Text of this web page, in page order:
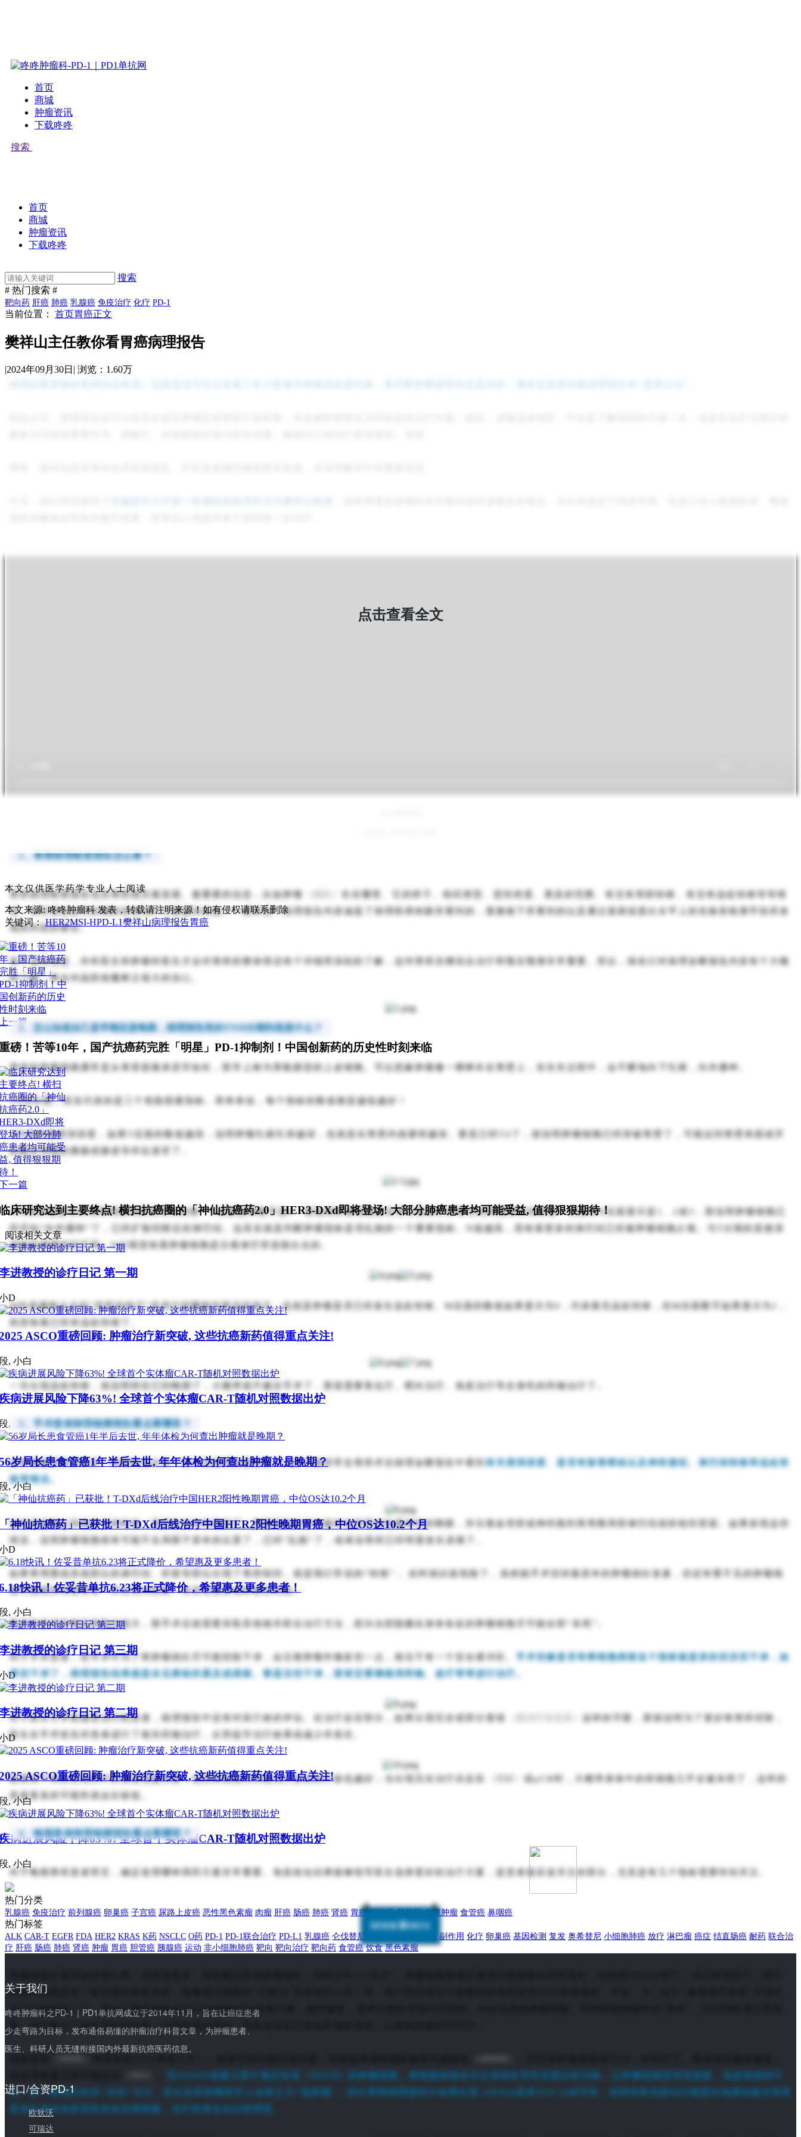
首页
商城
肿瘤资讯
下载咚咚
搜索
首页
商城
肿瘤资讯
下载咚咚
搜索
# 热门搜索 #
靶向药 肝癌 肺癌 乳腺癌 免疫治疗 化疗 PD-1
当前位置： 首页胃癌正文
樊祥山主任教你看胃癌病理报告
|2024年09月30日 | 浏览：1.60万
1、胃癌病理检查报告怎么看？
胃癌病理检查报告包含胃癌相关最直观、最重要的信息，比如肿瘤
长在哪里、它的样子、组织类型、恶性程度、累及的范围、有没有局部转移、有没有远处转移等等情
况，有时候还会为后继的综合治疗方案提供依据。一般来说，病理报告内容涵盖了病理医师肉眼所看到的，显微镜下所看到的以及通过基因或蛋白水平上的实验室检测手段所发
现的内容的整合。
有了这些信息，外科医生和肿瘤科医生才会对胃癌的整体情况有个详细而深刻的了解，这对胃癌后继综合治疗和预后预测非常重要。所以，病友们对病理诊断报告内容有个大概
的了解，将会对战胜病魔树立很大的信心。
2、怎么知道自己是早期还是晚期，病理报告里的TNM分期到底是什么？
胃癌的肿瘤细胞通常是从胃里面最表层开始长，医学上称为胃黏膜层的上皮细胞。可以想象肿瘤像一棵树长在胃壁上，在生长过程中，会不断地向下扎根，向外播种。
TNM分期，其实代表的是三个危险因素指标。简单来说，每个指标的数值都是越低越好！
T代表肿瘤浸润深度，如果T后面的数值越高，说明肿瘤扎根扎得越深，也就是在胃壁内侵袭得越深。要是已经T4了，就说明肿瘤细胞已经穿破胃壁了，可能达到胃壁表面或开
始破坏周围的胰腺或肠道等邻近器官了。
N代表肿瘤是否出现胃周围局部淋巴结转移。N后面如果数字是0，那说明肿瘤细胞还没有沿着淋巴管窜访到周围淋巴结里面；但如果N后面显示是1、2或3，那说明肿瘤细胞已
经开始“向外播种”了，已经扩散到附近的淋巴结。这其实就是判断肿瘤指标是否乱跑的一个重要指标。N值越高，意味着更多的淋巴结已经被肿瘤细胞占领。与T分期的直接浸
润破坏周围组织不同，N分期意味着肿瘤细胞是沿着淋巴管道跑出去的。
M代表播散出去的“邪恶的种子”是否已经飘散到更远的地方，也就是肿瘤是否已经发生远处转移。M后面的数值如果显示为0，代表着无远处转移，但M后面数字如果显示为1，
则意味着已经有远处转移了。
一旦出现远处转移，就说明癌症已到晚期了，大概率就不建议手术了，那就需要靠化疗、靶向治疗、免疫治疗等全身性的药物治疗了。
3、手术患者病理检测报告重点看哪里？
在肿瘤被切除送检后，病理科会出具一份术后病理诊断报告，大家可能经常在胃癌术后病理诊断报告中看到
有关浸润深度、是否有脉管癌栓以及神经侵犯、淋巴结转移和远处转
移等情况。
说的就是截止到做手术的时候，胃癌已经长到多深了，肿瘤细胞有没有破坏血管壁或包裹神经的鞘膜，并沿着血管腔或神经跑到胃周围局部淋巴结或软组织里面。如果发现这些
情况，说明肿瘤细胞很有可能不在局限于原本的位置了，已经“乱跑”了，或者说胃癌已经明显发生进展了。
如果胃周围或其他部位的淋巴结、肝脏等部位出现了胃癌组织，就是我们常说的“转移”， 此时就比较危险了。虽然能手术切掉最原本的肿瘤病灶老巢，但还有看不见的肿瘤细
胞可能残存在血管里，并在体内乱跑，有后续复发或转移的风险。
既然复发或转移的风险比较大，那手术后就需要采取其他相关联合治疗方法，想办法把隐藏在身体各处的肿瘤细胞尽可能全部“杀死”。
对于手术患者，在手术中为了将肿瘤病灶尽可能切除干净，会沿着肿瘤外侧多切一点，相当于有一个安全缓冲区。
手术切缘是否有癌细胞残留这个指标就是讲的切没切干净，如
果切干净了，病理报告结果就是未见癌组织累及或残留。要是没切干净，那肯定要继续用药物、放疗等等进行治疗。
对于部分手术前接受治疗的患者，病理报告中还有对其疗效的评估。在治疗反应部分，如果出现完全或部分退缩
这样的字眼，那就说明为了更好将胃癌切除，
医生在手术前先对患者进行了相关药物治疗，从而提升治疗效果或减少并发症。
如果切下来的胃组织中肿瘤退缩越明显，说明癌细胞对药物治疗反应的疗效也越好；当出现完全治疗后反应
或pCR时，大概率身体中的癌细胞几乎全被杀死了，这样的
患者复发的可能性就会比较低。
4、晚期患者病理检测报告重点看哪里？
对于晚期胃癌患者而言，确定使用哪种用药方案非常重要。免疫组化结果能够指导医生选择更好的治疗方案，是患者最应该关注的部分，尤其是有几个指标需要特别关注。
MMR和MSI
的身体细胞是有一套完善的修复系统，就像我们国家的“公检法”系统保护人民一样，绝大部分情况下能够很快地把这些DNA错误修好。可是，万一这个“修复保护系统”本身出
现了问题或罢工了，那这个携带着错误DNA的细胞就会随着分裂，越积越多，最终可能会变成不听指挥、到处乱跑的肿瘤细胞。有些肿瘤细胞特别“狡猾”，它们伪装成正常细
胞，成功躲过了免疫系统的监视，结果就越长越多，甚至还会反过来搞坏免疫系统，让身体更难对付它们。
以一目了然地识别并“击杀”它们，所以这种肿瘤医学上也称之为“热肿瘤”。所以胃癌病理报告中如果出现 dMMR或者MSI-H的字样，说明采取免疫治疗能更好地调动激活胃癌
患者自身的免疫系统来攻击癌细胞，治疗效果也会比较理想。
点击查看全文
本文仅供医学药学专业人士阅读
本文来源: 咚咚肿瘤科发表，转载请注明来源！如有侵权请联系删除
关键词： HER2MSI-HPD-L1樊祥山病理报告胃癌
一篇
磅！苦等10年，国产抗癌药完胜「明星」PD-1抑制剂！中国创新药的历史性时刻来临
一篇
床研究达到主要终点! 横扫抗癌圈的「神仙抗癌药2.0」HER3-DXd即将登场! 大部分肺癌患者均可能受益, 值得狠狠期待！
阅读相关文章
进教授的诊疗日记 第一期
D
ASCO重磅回顾: 肿瘤治疗新突破, 这些抗癌新药值得重点关注!
, 小白
病进展风险下降63%! 全球首个实体瘤CAR-T随机对照数据出炉
, 小白
岁局长患食管癌1年半后去世, 年年体检为何查出肿瘤就是晚期？
, 小白
神仙抗癌药」已获批！T-DXd后线治疗中国HER2阳性晚期胃癌，中位OS达10.2个月
D
快讯！佐妥昔单抗6.23将正式降价，希望惠及更多患者！
, 小白
进教授的诊疗日记 第三期
D
进教授的诊疗日记 第二期
D
ASCO重磅回顾: 肿瘤治疗新突破, 这些抗癌新药值得重点关注!
, 小白
病进展风险下降63%! 全球首个实体瘤CAR-T随机对照数据出炉
, 小白
热门分类
乳腺癌 免疫治疗 前列腺癌 卵巢癌 子宫癌 尿路上皮癌 恶性黑色素瘤 肉瘤 肝癌 肠癌 肺癌 肾癌 胃癌 胆管癌 胰腺癌 血液肿瘤 食管癌 鼻咽癌
热门标签
ALK CAR-T EGFR FDA HER2 KRAS K药 NSCLC O药 PD-1 PD-1联合治疗 PD-L1 乳腺癌 仑伐替尼 副作用 化疗 卵巢癌 基因检测 复发 奥希替尼 小细胞肺癌 放疗 淋巴瘤 癌症 结直肠癌 耐药 联合治
疗 肝癌 肠癌 肺癌 肾癌 肿瘤 胃癌 胆管癌 胰腺癌 运动 非小细胞肺癌 靶向 靶向治疗 靶向药 食管癌 饮食 黑色素瘤
关于我们
咚咚肿瘤科之PD-1｜PD1单抗网成立于2014年11月，旨在让癌症患者
少走弯路为目标，发布通俗易懂的肿瘤治疗科普文章，为肿瘤患者、
医生、科研人员无缝衔接国内外最新抗癌医药信息。
进口/合资PD-1
欧狄沃
可瑞达